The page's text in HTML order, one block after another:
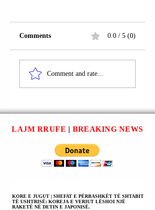
RRUGA “AVDI
KELMENDI”;
Comments 0.0 / 5 (0)
Comment and rate...
LAJM RRUFE | BREAKING NEWS
KORE E JUGUT | SHEFAT E PËRBASHKËT TË SHTABIT
TË USHTRISË: KOREJA E VERIUT LËSHOI NJË
RAKETË NË DETIN E JAPONISË.